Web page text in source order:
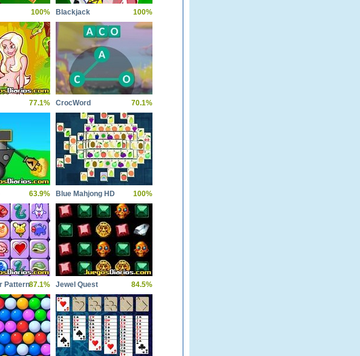
100% Blackjack 100%
77.1% CrocWord 70.1%
63.9% Blue Mahjong HD 100%
Pattern87.1% Jewel Quest 84.5%